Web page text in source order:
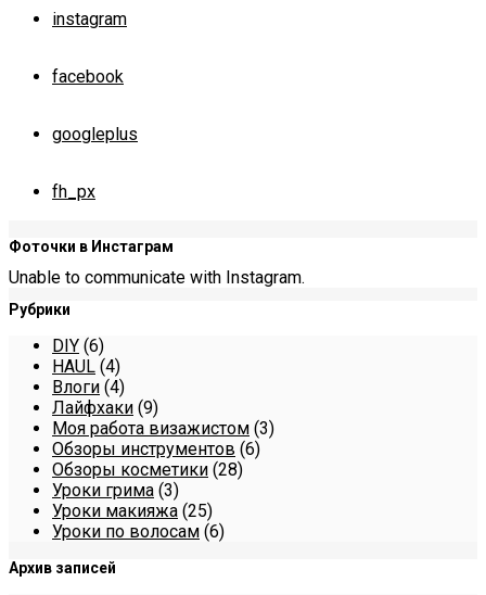
instagram
facebook
googleplus
fh_px
Фоточки в Инстаграм
Unable to communicate with Instagram.
Рубрики
DIY (6)
HAUL (4)
Влоги (4)
Лайфхаки (9)
Моя работа визажистом (3)
Обзоры инструментов (6)
Обзоры косметики (28)
Уроки грима (3)
Уроки макияжа (25)
Уроки по волосам (6)
Архив записей